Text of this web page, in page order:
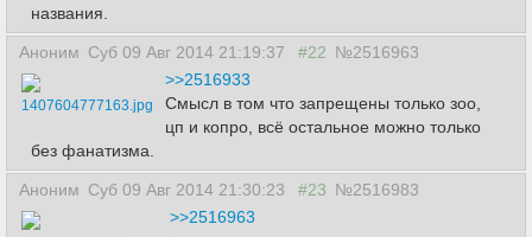
названия.
Аноним Суб 09 Авг 2014 21:19:37 #22 №2516963
1407604777163.jpg
>>2516933
Смысл в том что запрещены только зоо,
цп и копро, всё остальное можно только
без фанатизма.
Аноним Суб 09 Авг 2014 21:30:23 #23 №2516983
>>2516963